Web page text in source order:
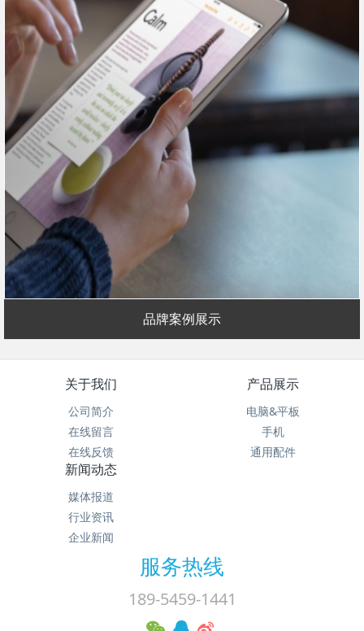
品牌案例展示
关于我们
公司简介
在线留言
在线反馈
产品展示
电脑&平板
手机
通用配件
新闻动态
媒体报道
行业资讯
企业新闻
服务热线
189-5459-1441